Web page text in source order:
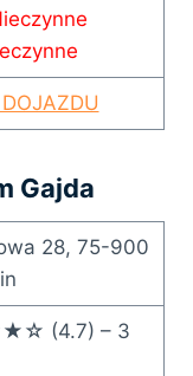
Gajda
28, 75-900
(4.7) – 3